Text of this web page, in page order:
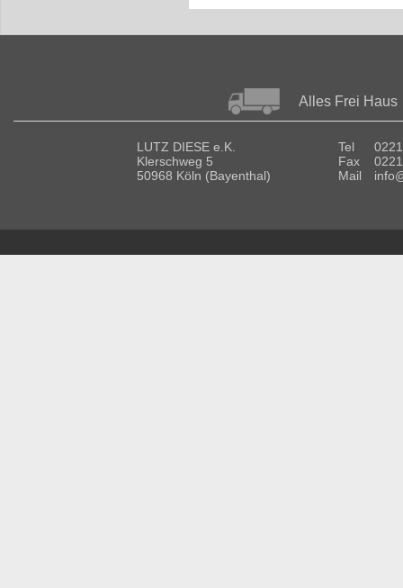
Alles Frei Haus
LUTZ DIESE e.K.
Klerschweg 5
50968 Köln (Bayenthal)
Tel
Fax
Mail